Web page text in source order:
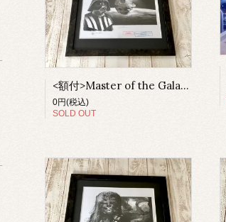
<額付>Master of the Galaxy
0円(税込)
SOLD OUT